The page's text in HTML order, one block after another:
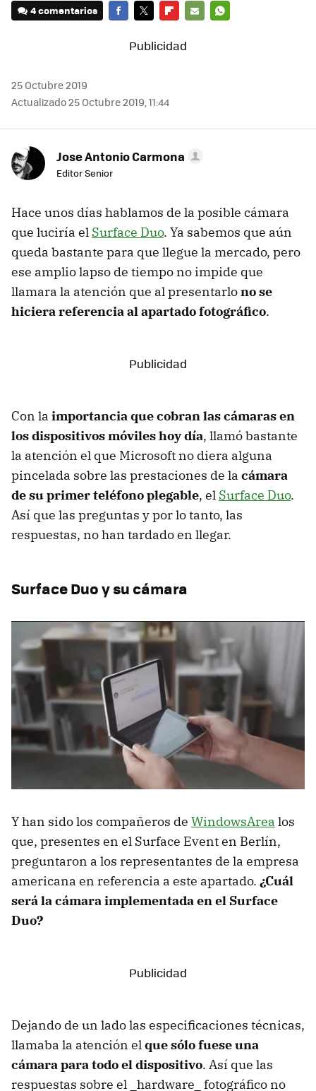
4 comentarios
MAIL
25 Octubre 2019
Actualizado 25 Octubre 2019, 11:44
Jose Antonio Carmona
Editor Senior
Hace unos días hablamos de la posible cámara
que luciría el Surface Duo. Ya sabemos que aún
queda bastante para que llegue la mercado, pero
ese amplio lapso de tiempo no impide que
llamara la atención que al presentarlono se
hiciera referencia al apartado fotográfico.
Con la importancia que cobran las cámaras en
los dispositivos móviles hoy día, llamó bastante
la atención el que Microsoft no diera alguna
pincelada sobre las prestaciones de la cámara
de su primer teléfono plegable, el Surface Duo.
Así que las preguntas y por lo tanto, las
respuestas, no han tardado en llegar.
Surface Duo y su cámara
Y han sido los compañeros de WindowsArea los
que, presentes en el Surface Event en Berlín,
preguntaron a los representantes de la empresa
americana en referencia a este apartado. ¿Cuál
será la cámara implementada en el Surface
Duo?
Dejando de un lado las especificaciones técnicas,
llamaba la atención elque sólo fuese una
cámara para todo el dispositivo. Así que las
respuestas sobre el _hardware_ fotográfico no